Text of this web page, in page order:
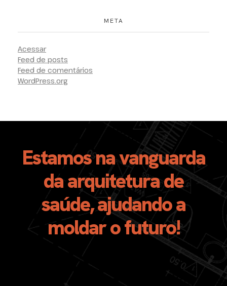
META
Acessar
Feed de posts
Feed de comentários
WordPress.org
Estamos na vanguarda
da arquitetura de
saúde, ajudando a
moldar o futuro!